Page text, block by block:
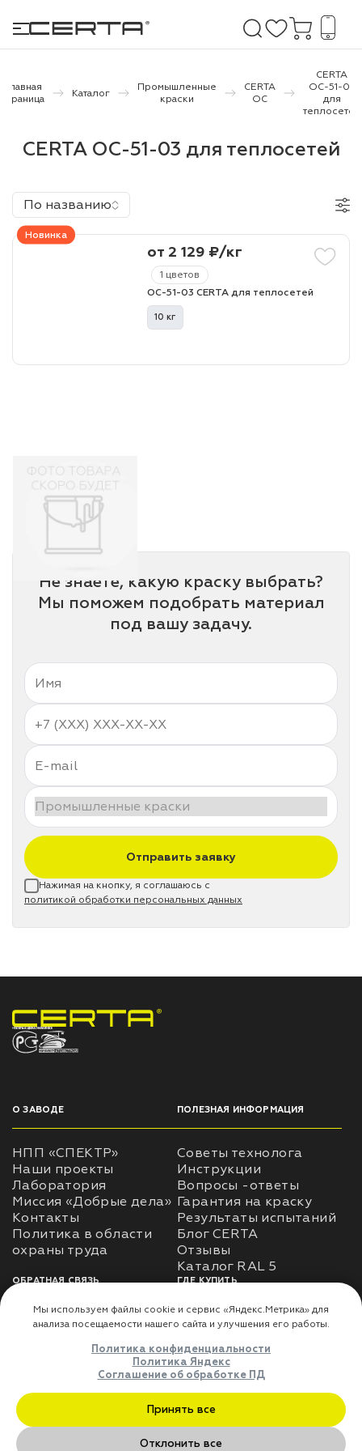
и дачи
бетону,
Главная
страница
Каталог
Промышленные
краски
CERTA
ОС
CERTA
ОС-51-03
для
теплосетей
CERTA ОС-51-03 для теплосетей
По названию
Новинка
1 цветов
от 2 129 ₽/кг
ОС-51-03 CERTA для теплосетей
10 кг
Не знаете, какую краску выбрать?
Мы поможем подобрать материал
под вашу задачу.
Отправить заявку
Нажимая на кнопку, я соглашаюсь с
политикой обработки персональных данных
НПП «СПЕКТР» ЗАВОД ЛАКОКРАСОЧНЫХ МАТЕРИАЛОВ
О ЗАВОДЕ
НПП «СПЕКТР»
Наши проекты
Лаборатория
Миссия «Добрые дела»
Контакты
Политика в области
ПОЛЕЗНАЯ ИНФОРМАЦИЯ
Советы технолога
Инструкции
Вопросы -ответы
Гарантия на краску
Результаты испытаний
Блог CERTA
Отзывы
Каталог RAL 5
ОБРАТНАЯ СВЯЗЬ
Использование
использования личных
Оферта
ГДЕ КУПИТЬ
Доставка
Где купить
ДЛЯ ПАРТНЁРОВ